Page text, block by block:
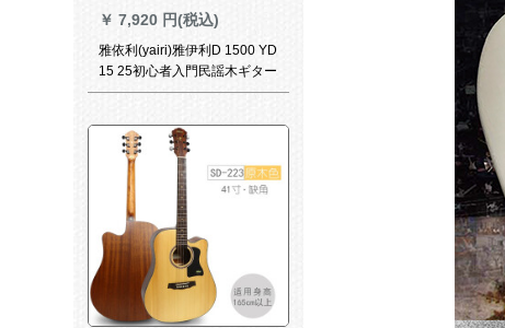
￥ 7,920 円(税込)
雅依利(yairi)雅伊利D 1500 YD
15 25初心者入門民謡木ギター
gitar D-950復古円角原音金